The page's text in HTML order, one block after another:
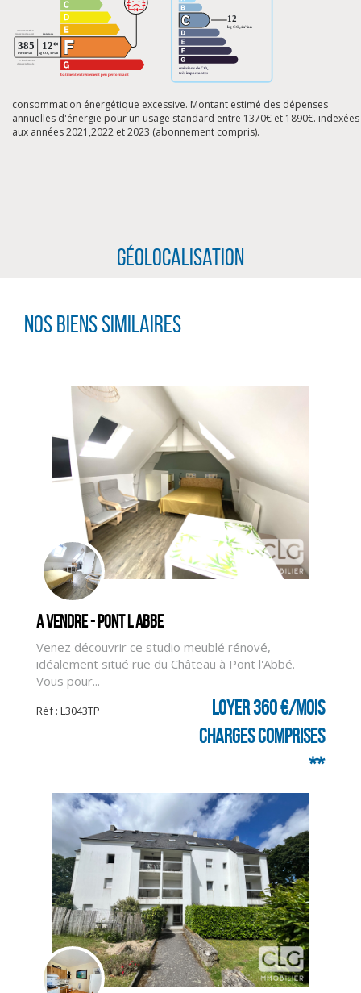
CLIQUER ICI POUR AGRANDIR
CLIQUER ICI POUR AGRANDIR
consommation énergétique excessive. Montant estimé des dépenses
annuelles d'énergie pour un usage standard entre 1370€ et 1890€. indexées
aux années 2021,2022 et 2023 (abonnement compris).
Géolocalisation
Nos biens similaires
A vendre - PONT L ABBE
Venez découvrir ce studio meublé rénové,
idéalement situé rue du Château à Pont l'Abbé.
Vous pour...
Rèf : L3043TP
Loyer 360 €/mois
charges comprises
**